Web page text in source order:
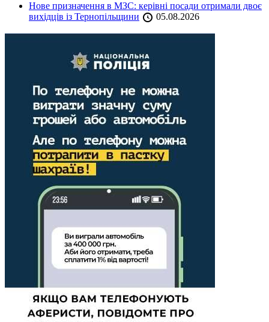
Нове призначення в МЗС: керівні посади отримали двоє
вихідців із Тернопільщини
05.08.2026